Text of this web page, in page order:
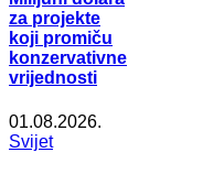
za projekte
koji promiču
konzervativne
vrijednosti
01.08.2026.
Svijet